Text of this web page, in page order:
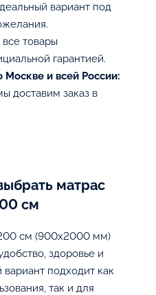
вариант под
все товары
гарантией.
Москве и всей России:
доставим заказ в
матрас
см
см (900x2000 мм)
здоровье и
вариант подходит как
так и для